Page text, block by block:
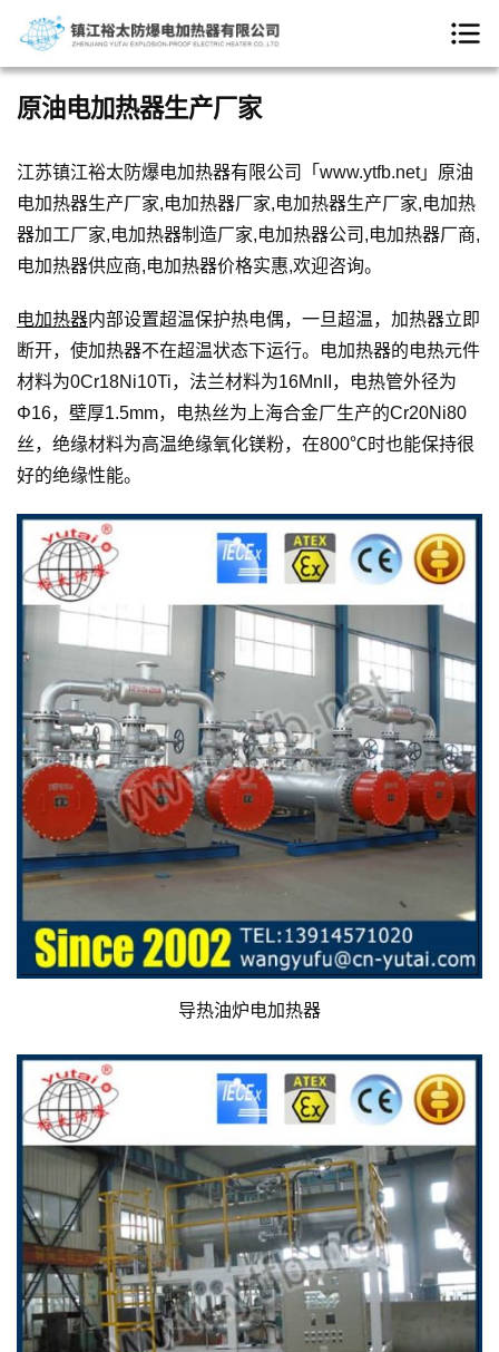
原油电加热器生产厂家
江苏镇江裕太防爆电加热器有限公司「www.ytfb.net」原油
电加热器生产厂家,电加热器厂家,电加热器生产厂家,电加热
器加工厂家,电加热器制造厂家,电加热器公司,电加热器厂商,
电加热器供应商,电加热器价格实惠,欢迎咨询。
电加热器内部设置超温保护热电偶，一旦超温，加热器立即
断开，使加热器不在超温状态下运行。电加热器的电热元件
材料为0Cr18Ni10Ti，法兰材料为16MnII，电热管外径为
Φ16，壁厚1.5mm，电热丝为上海合金厂生产的Cr20Ni80
丝，绝缘材料为高温绝缘氧化镁粉，在800℃时也能保持很
好的绝缘性能。
导热油炉电加热器